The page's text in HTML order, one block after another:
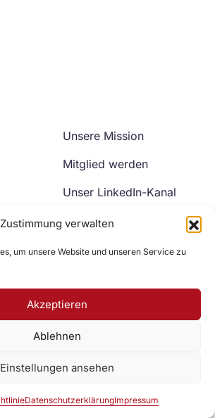
Zustimmung verwalten
um unsere Website und unseren Service zu
Akzeptieren
Ablehnen
Einstellungen ansehen
DatenschutzerklärungImpressum
Unsere Mission
Mitglied werden
Unser LinkedIn-Kanal
Unser YouTube-Kanal
Zur DAV Webseite